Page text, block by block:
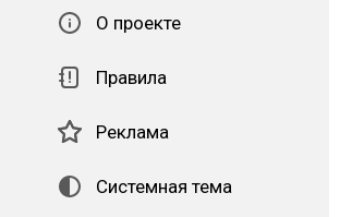
О проекте
Правила
Реклама
Системная тема